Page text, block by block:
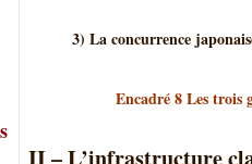
3) La concurrence
Encadré 8 Les trois